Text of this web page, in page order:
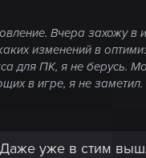
Вчера захожу в
изменений в
ПК, я не берусь.
в игре, я не
уже в стим